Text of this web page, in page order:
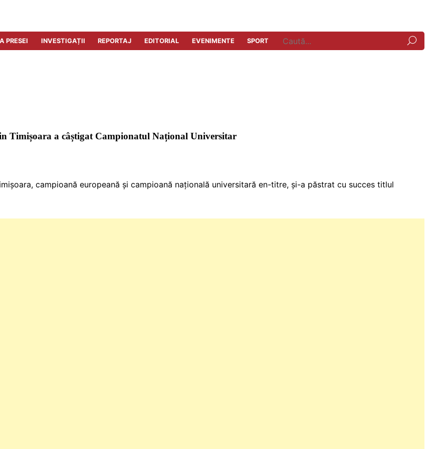
PRESEI INVESTIGAȚII REPORTAJ EDITORIAL EVENIMENTE SPORT
Timișoara a câștigat Campionatul Național Universitar
campioană europeană și campioană națională universitară en-titre, și-a păstrat cu succes titlul